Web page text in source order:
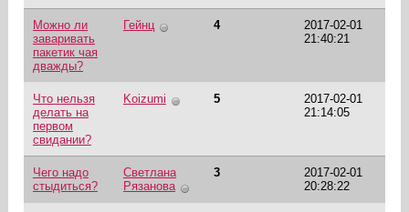
Можно ли
заваривать
пакетик чая
дважды?
Гейнц 4
2017-02-01
21:40:21
Что нельзя
делать на
первом
свидании?
Koizumi 5
2017-02-01
21:14:05
Чего надо
стыдиться?
Светлана
Рязанова
3
2017-02-01
20:28:22